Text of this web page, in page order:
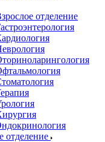
отделение
отделение